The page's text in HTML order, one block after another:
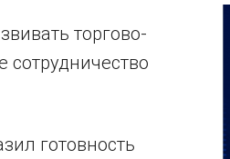
торгово-
сотрудничество
готовность